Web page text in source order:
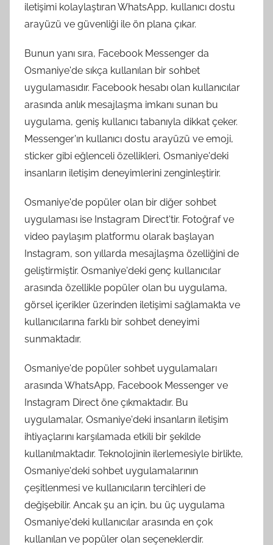
iletişimi kolaylaştıran WhatsApp, kullanıcı dostu
arayüzü ve güvenliği ile ön plana çıkar.
Bunun yanı sıra, Facebook Messenger da
Osmaniye'de sıkça kullanılan bir sohbet
uygulamasıdır. Facebook hesabı olan kullanıcılar
arasında anlık mesajlaşma imkanı sunan bu
uygulama, geniş kullanıcı tabanıyla dikkat çeker.
Messenger'ın kullanıcı dostu arayüzü ve emoji,
sticker gibi eğlenceli özellikleri, Osmaniye'deki
insanların iletişim deneyimlerini zenginleştirir.
Osmaniye'de popüler olan bir diğer sohbet
uygulaması ise Instagram Direct'tir. Fotoğraf ve
video paylaşım platformu olarak başlayan
Instagram, son yıllarda mesajlaşma özelliğini de
geliştirmiştir. Osmaniye'deki genç kullanıcılar
arasında özellikle popüler olan bu uygulama,
görsel içerikler üzerinden iletişimi sağlamakta ve
kullanıcılarına farklı bir sohbet deneyimi
sunmaktadır.
Osmaniye'de popüler sohbet uygulamaları
arasında WhatsApp, Facebook Messenger ve
Instagram Direct öne çıkmaktadır. Bu
uygulamalar, Osmaniye'deki insanların iletişim
ihtiyaçlarını karşılamada etkili bir şekilde
kullanılmaktadır. Teknolojinin ilerlemesiyle birlikte,
Osmaniye'deki sohbet uygulamalarının
çeşitlenmesi ve kullanıcıların tercihleri de
değişebilir. Ancak şu an için, bu üç uygulama
Osmaniye'deki kullanıcılar arasında en çok
kullanılan ve popüler olan seçeneklerdir.